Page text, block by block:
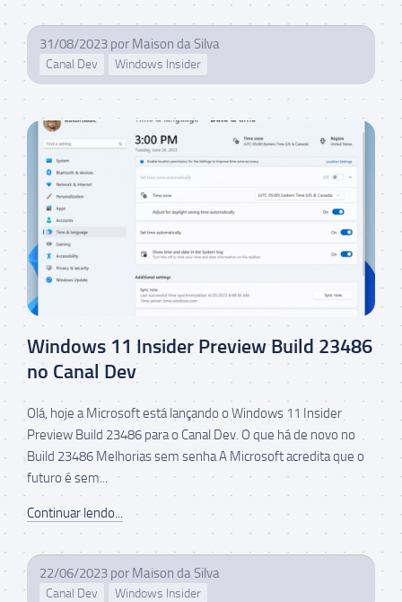
31/08/2023 por Maison da Silva
Canal Dev Windows Insider
Windows 11 Insider Preview Build 23486
no Canal Dev
Olá, hoje a Microsoft está lançando o Windows 11 Insider
Preview Build 23486 para o Canal Dev. O que há de novo no
Build 23486 Melhorias sem senha A Microsoft acredita que o
futuro é sem...
Continuar lendo...
22/06/2023 por Maison da Silva
Canal Dev Windows Insider